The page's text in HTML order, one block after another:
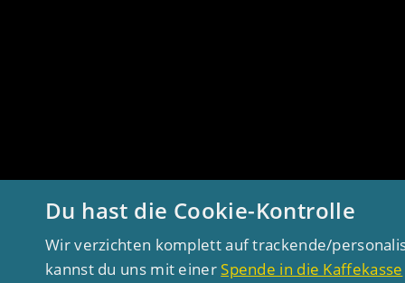
Du hast die Cookie-Kontrolle
Wir verzichten komplett auf trackende/
kannst du uns mit einer Spende in die Kaffekasse